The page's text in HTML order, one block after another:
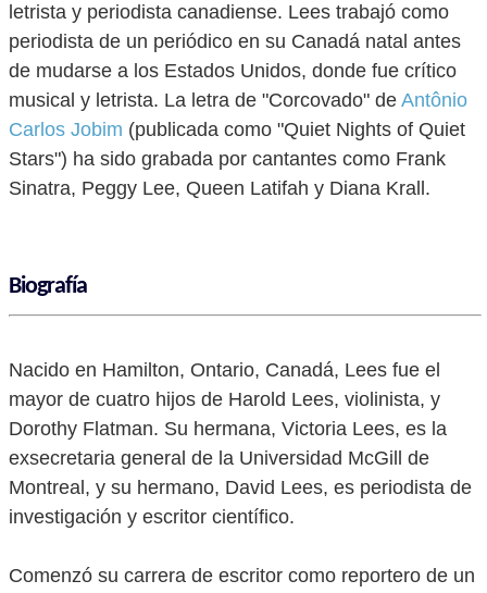
letrista y periodista canadiense. Lees trabajó como
periodista de un periódico en su Canadá natal antes
de mudarse a los Estados Unidos, donde fue crítico
musical y letrista. La letra de "Corcovado" de Antônio
Carlos Jobim (publicada como "Quiet Nights of Quiet
Stars") ha sido grabada por cantantes como Frank
Sinatra, Peggy Lee, Queen Latifah y Diana Krall.
Biografía
Nacido en Hamilton, Ontario, Canadá, Lees fue el
mayor de cuatro hijos de Harold Lees, violinista, y
Dorothy Flatman. Su hermana, Victoria Lees, es la
exsecretaria general de la Universidad McGill de
Montreal, y su hermano, David Lees, es periodista de
investigación y escritor científico.
Comenzó su carrera de escritor como reportero de un